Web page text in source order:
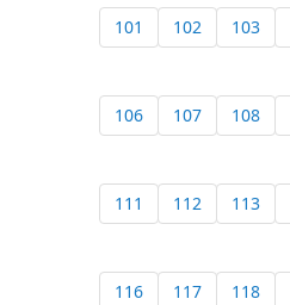
101 102 103
106 107 108
111 112 113
116 117 118